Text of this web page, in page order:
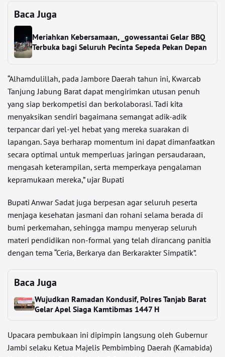
Baca Juga
Meriahkan Kebersamaan, _gowessantai Gelar BBQ
Terbuka bagi Seluruh Pecinta Sepeda Pekan Depan
“Alhamdulillah, pada Jambore Daerah tahun ini, Kwarcab
Tanjung Jabung Barat dapat mengirimkan utusan penuh
yang siap berkompetisi dan berkolaborasi. Tadi kita
menyaksikan sendiri bagaimana semangat adik-adik
terpancar dari yel-yel hebat yang mereka suarakan di
lapangan. Saya berharap momentum ini dapat dimanfaatkan
secara optimal untuk memperluas jaringan persaudaraan,
mengasah keterampilan, serta memperkaya pengalaman
kepramukaan mereka,” ujar Bupati
Bupati Anwar Sadat juga berpesan agar seluruh peserta
menjaga kesehatan jasmani dan rohani selama berada di
bumi perkemahan, sehingga mampu menyerap seluruh
materi pendidikan non-formal yang telah dirancang panitia
dengan tema “Ceria, Berkarya dan Berkarakter Simpatik”.
Baca Juga
Wujudkan Ramadan Kondusif, Polres Tanjab Barat
Gelar Apel Siaga Kamtibmas 1447 H
Upacara pembukaan ini dipimpin langsung oleh Gubernur
Jambi selaku Ketua Majelis Pembimbing Daerah (Kamabida)